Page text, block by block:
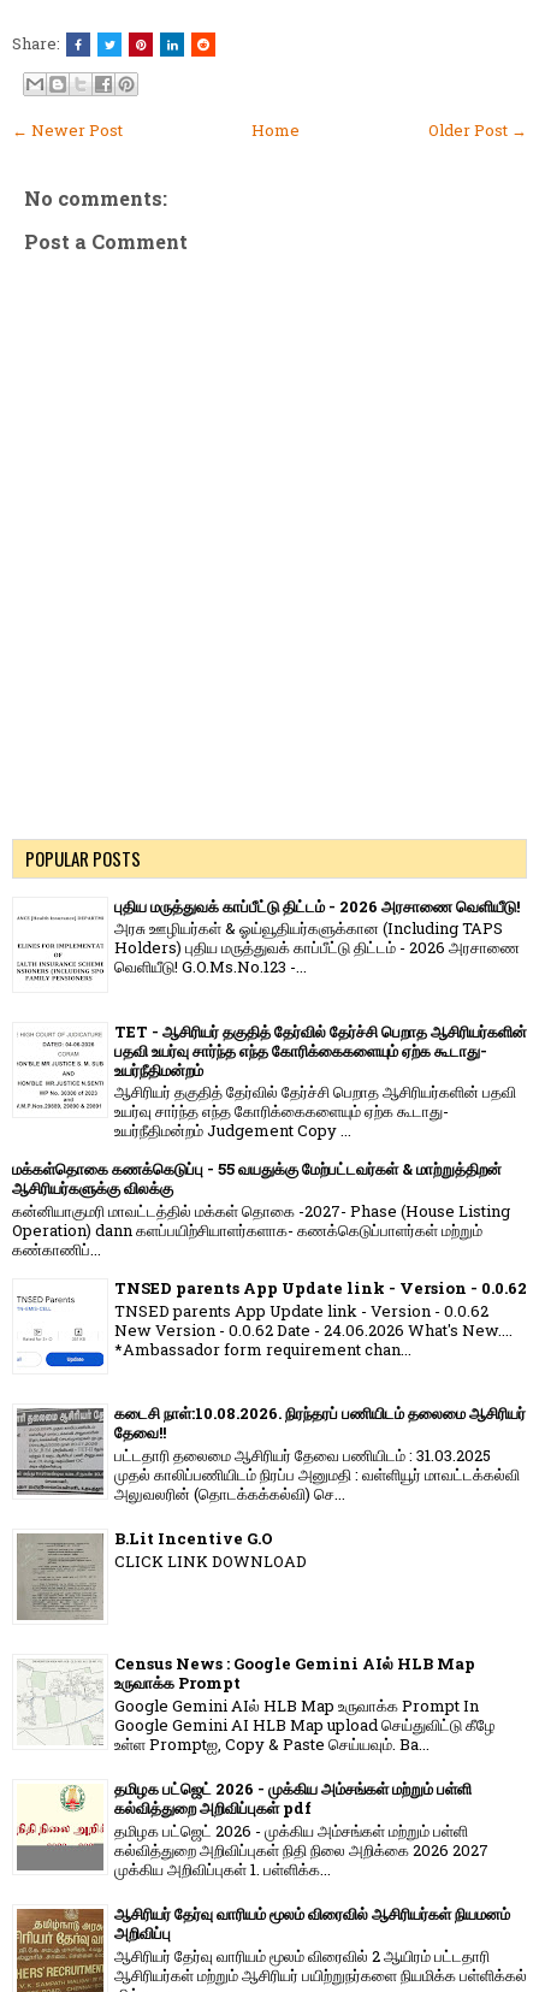
Share:
← Newer Post Older Post →
Home
No comments:
Post a Comment
POPULAR POSTS
புதிய மருத்துவக் காப்பீட்டு திட்டம் - 2026 அரசாணை வெளியீடு!
அரசு ஊழியர்கள் & ஓய்வூதியர்களுக்கான (Including TAPS
Holders) புதிய மருத்துவக் காப்பீட்டு திட்டம் - 2026 அரசாணை
வெளியீடு! G.O.Ms.No.123 -...
TET - ஆசிரியர் தகுதித் தேர்வில் தேர்ச்சி பெறாத ஆசிரியர்களின்
பதவி உயர்வு சார்ந்த எந்த கோரிக்கைகளையும் ஏற்க கூடாது-
உயர்நீதிமன்றம்
ஆசிரியர் தகுதித் தேர்வில் தேர்ச்சி பெறாத ஆசிரியர்களின் பதவி
உயர்வு சார்ந்த எந்த கோரிக்கைகளையும் ஏற்க கூடாது-
உயர்நீதிமன்றம் Judgement Copy ...
மக்கள்தொகை கணக்கெடுப்பு - 55 வயதுக்கு மேற்பட்டவர்கள் & மாற்றுத்திறன்
ஆசிரியர்களுக்கு விலக்கு
கன்னியாகுமரி மாவட்டத்தில் மக்கள் தொகை -2027- Phase (House Listing
Operation) dann களப்பயிற்சியாளர்களாக- கணக்கெடுப்பாளர்கள் மற்றும்
கண்காணிப்...
TNSED parents App Update link - Version - 0.0.62
TNSED parents App Update link - Version - 0.0.62
New Version - 0.0.62 Date - 24.06.2026 What's New....
*Ambassador form requirement chan...
கடைசி நாள்:10.08.2026. நிரந்தரப் பணியிடம் தலைமை ஆசிரியர்
தேவை!!
பட்டதாரி தலைமை ஆசிரியர் தேவை பணியிடம் : 31.03.2025
முதல் காலிப்பணியிடம் நிரப்ப அனுமதி : வள்ளியூர் மாவட்டக்கல்வி
அலுவலரின் (தொடக்கக்கல்வி) செ...
B.Lit Incentive G.O
CLICK LINK DOWNLOAD
Census News : Google Gemini AIல் HLB Map
உருவாக்க Prompt
Google Gemini AIல் HLB Map உருவாக்க Prompt In
Google Gemini AI HLB Map upload செய்துவிட்டு கீழே
உள்ள Promptஐ, Copy & Paste செய்யவும். Ba...
தமிழக பட்ஜெட் 2026 - முக்கிய அம்சங்கள் மற்றும் பள்ளி
கல்வித்துறை அறிவிப்புகள் pdf
தமிழக பட்ஜெட் 2026 - முக்கிய அம்சங்கள் மற்றும் பள்ளி
கல்வித்துறை அறிவிப்புகள் நிதி நிலை அறிக்கை 2026 2027
முக்கிய அறிவிப்புகள் 1. பள்ளிக்க...
ஆசிரியர் தேர்வு வாரியம் மூலம் விரைவில் ஆசிரியர்கள் நியமனம்
அறிவிப்பு
ஆசிரியர் தேர்வு வாரி​யம் மூலம் விரை​வில் 2 ஆயிரம் பட்​ட​தாரி
ஆசிரியர்​கள் மற்​றும் ஆசிரியர் பயிற்றுநர்​களை நியமிக்க பள்​ளிக்​கல்​